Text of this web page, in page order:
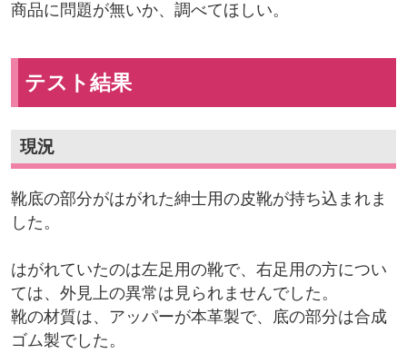
商品に問題が無いか、調べてほしい。
テスト結果
現況
靴底の部分がはがれた紳士用の皮靴が持ち込まれま
した。
はがれていたのは左足用の靴で、右足用の方につい
ては、外見上の異常は見られませんでした。
靴の材質は、アッパーが本革製で、底の部分は合成
ゴム製でした。